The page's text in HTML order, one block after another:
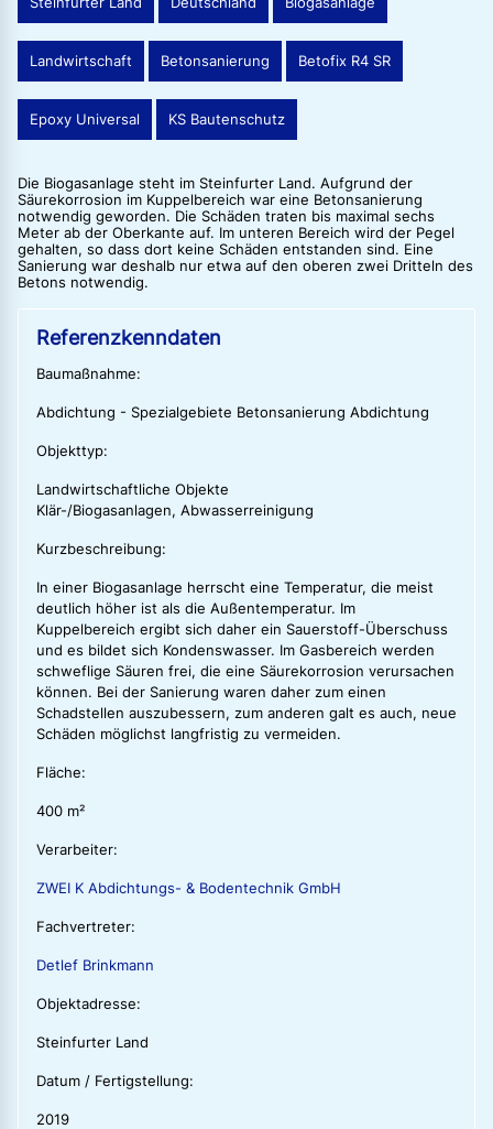
Landwirtschaft Betonsanierung Betofix R4 SR
Epoxy Universal KS Bautenschutz
Die Biogasanlage steht im Steinfurter Land. Aufgrund der
Säurekorrosion im Kuppelbereich war eine Betonsanierung
notwendig geworden. Die Schäden traten bis maximal sechs
Meter ab der Oberkante auf. Im unteren Bereich wird der Pegel
gehalten, so dass dort keine Schäden entstanden sind. Eine
Sanierung war deshalb nur etwa auf den oberen zwei Dritteln des
Betons notwendig.
Referenzkenndaten
Baumaßnahme:
Abdichtung - Spezialgebiete Betonsanierung Abdichtung
Objekttyp:
Landwirtschaftliche Objekte
Klär-/Biogasanlagen, Abwasserreinigung
Kurzbeschreibung:
In einer Biogasanlage herrscht eine Temperatur, die meist
deutlich höher ist als die Außentemperatur. Im
Kuppelbereich ergibt sich daher ein Sauerstoff-Überschuss
und es bildet sich Kondenswasser. Im Gasbereich werden
schweflige Säuren frei, die eine Säurekorrosion verursachen
können. Bei der Sanierung waren daher zum einen
Schadstellen auszubessern, zum anderen galt es auch, neue
Schäden möglichst langfristig zu vermeiden.
Fläche:
400 m²
Verarbeiter:
ZWEI K Abdichtungs- & Bodentechnik GmbH
Fachvertreter:
Detlef Brinkmann
Objektadresse:
Steinfurter Land
Datum / Fertigstellung:
2019